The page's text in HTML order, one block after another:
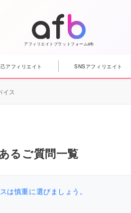
アフィリエイトプラットフォームafb
アフィリエイト SNSアフィリエイト
イス
るご質問一覧
は慎重に選びましょう。